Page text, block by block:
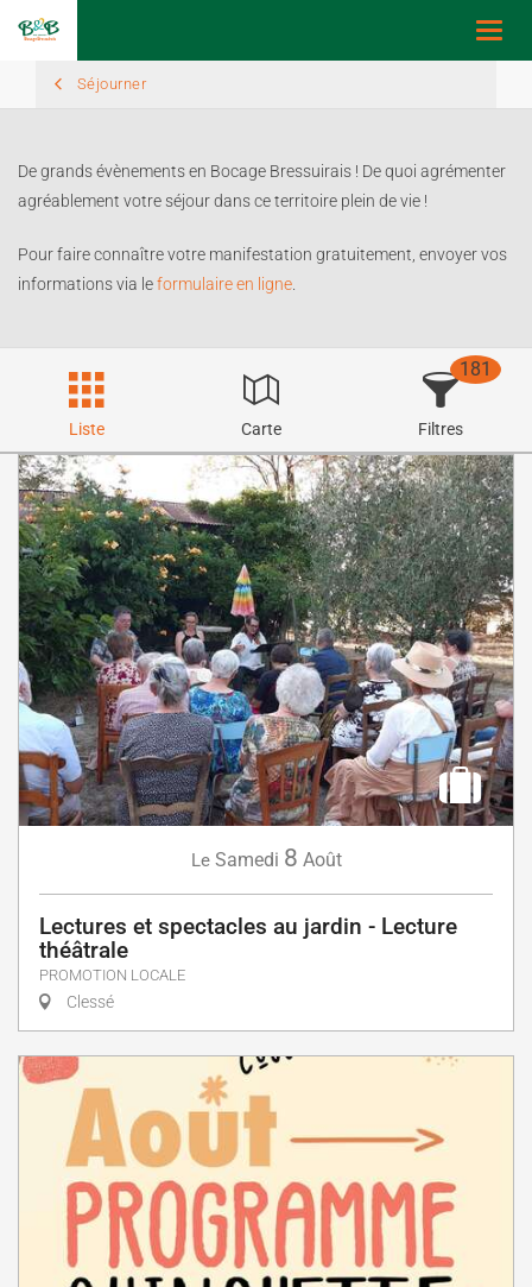
Séjourner
De grands évènements en Bocage Bressuirais ! De quoi agrémenter
agréablement votre séjour dans ce territoire plein de vie !
Pour faire connaître votre manifestation gratuitement, envoyer vos
informations via leformulaire en ligne
Liste Carte Filtres
181
Le Samedi 8 Août
Lectures et spectacles au jardin - Lecture
théâtrale
PROMOTION LOCALE
Clessé